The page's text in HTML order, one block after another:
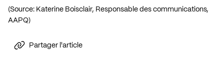
(Source: Katerine Boisclair, Responsable des communications,
AAPQ)
Partager l'article